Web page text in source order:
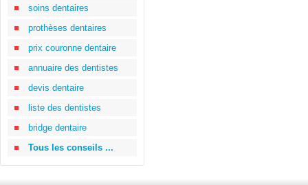
soins dentaires
prothèses dentaires
prix couronne dentaire
annuaire des dentistes
devis dentaire
liste des dentistes
bridge dentaire
Tous les conseils ...